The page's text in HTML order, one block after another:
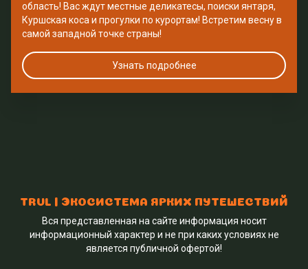
область! Вас ждут местные деликатесы, поиски янтаря,
Куршская коса и прогулки по курортам! Встретим весну в
самой западной точке страны!
Узнать подробнее
TRVL | ЭКОСИСТЕМА ЯРКИХ ПУТЕШЕСТВИЙ
Вся представленная на сайте информация носит
информационный характер и не при каких условиях не
является публичной офертой!